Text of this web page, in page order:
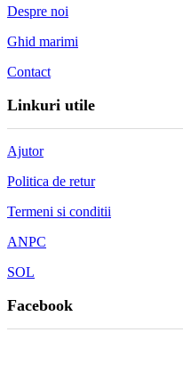
Despre noi
Ghid marimi
Contact
Linkuri utile
Ajutor
Politica de retur
Termeni si conditii
ANPC
SOL
Facebook